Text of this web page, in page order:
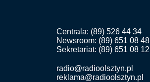
Centrala: (89) 526 44 34
Newsroom: (89) 651 08 48
Sekretariat: (89) 651 08 12
radio@radioolsztyn.pl
reklama@radioolsztyn.pl